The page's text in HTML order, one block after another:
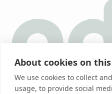
About cookies on
We use cookies to collect
usage, to provide social